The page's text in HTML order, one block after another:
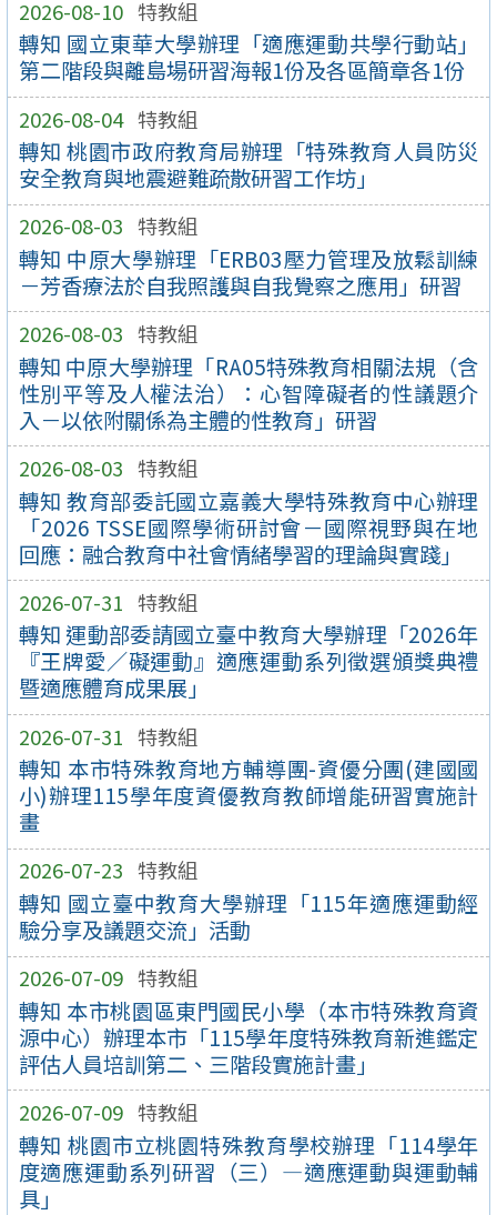
2026-08-10 特教組
轉知 國立東華大學辦理「適應運動共學行動站」
第二階段與離島場研習海報1份及各區簡章各1份
2026-08-04 特教組
轉知 桃園市政府教育局辦理「特殊教育人員防災
安全教育與地震避難疏散研習工作坊」
2026-08-03 特教組
轉知 中原大學辦理「ERB03壓力管理及放鬆訓練
－芳香療法於自我照護與自我覺察之應用」研習
2026-08-03 特教組
轉知 中原大學辦理「RA05特殊教育相關法規（含
性別平等及人權法治）：心智障礙者的性議題介
入－以依附關係為主體的性教育」研習
2026-08-03 特教組
轉知 教育部委託國立嘉義大學特殊教育中心辦理
「2026 TSSE國際學術研討會－國際視野與在地
回應：融合教育中社會情緒學習的理論與實踐」
2026-07-31 特教組
轉知 運動部委請國立臺中教育大學辦理「2026年
『王牌愛／礙運動』適應運動系列徵選頒獎典禮
暨適應體育成果展」
2026-07-31 特教組
轉知 本市特殊教育地方輔導團-資優分團(建國國
小)辦理115學年度資優教育教師增能研習實施計
畫
2026-07-23 特教組
轉知 國立臺中教育大學辦理「115年適應運動經
驗分享及議題交流」活動
2026-07-09 特教組
轉知 本市桃園區東門國民小學（本市特殊教育資
源中心）辦理本市「115學年度特殊教育新進鑑定
評估人員培訓第二、三階段實施計畫」
2026-07-09 特教組
轉知 桃園市立桃園特殊教育學校辦理「114學年
度適應運動系列研習（三）—適應運動與運動輔
具」